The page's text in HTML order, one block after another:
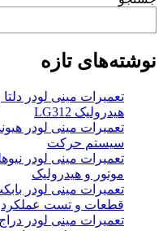
نوشته‌های تازه
تعمیرات مینی لودر
هیدرولیک LG312
تعمیرات مینی لودر
سیستم حرکت
تعمیرات مینی لودر
موتور و هیدرولیک
تعمیرات مینی لودر
قطعات و تست عملکرد
تعمیرات مینی لودر